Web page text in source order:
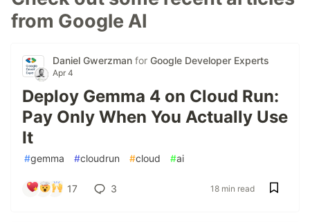
from Google AI
Daniel Gwerzman for Google Developer Experts
Apr 4
Deploy Gemma 4 on Cloud Run:
Pay Only When You Actually Use
It
#gemma #cloudrun #cloud #ai
17 3 18 min read